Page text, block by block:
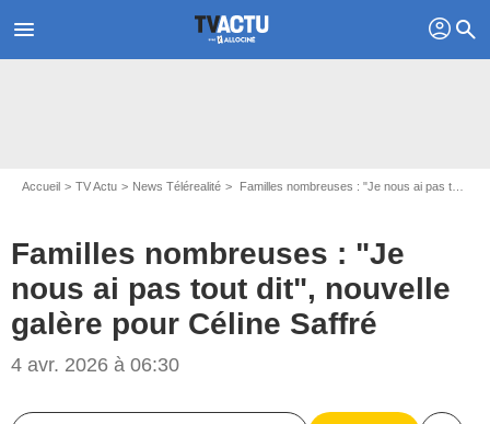
menu profil search
Accueil TV Actu News Télérealité Familles nombreuses : "Je nous ai pas tout dit", nouvelle galère pour Céline Saffré
Familles nombreuses : "Je
nous ai pas tout dit", nouvelle
galère pour Céline Saffré
4 avr. 2026 à 06:30